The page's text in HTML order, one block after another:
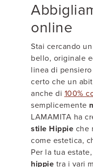
online
Stai cercando un
bello, originale
linea di
certo che un
anche di 100%
semplicemente
LAMAMITA ha
stile Hippie che
come estetica,
Per la tua
hippie tra i vari